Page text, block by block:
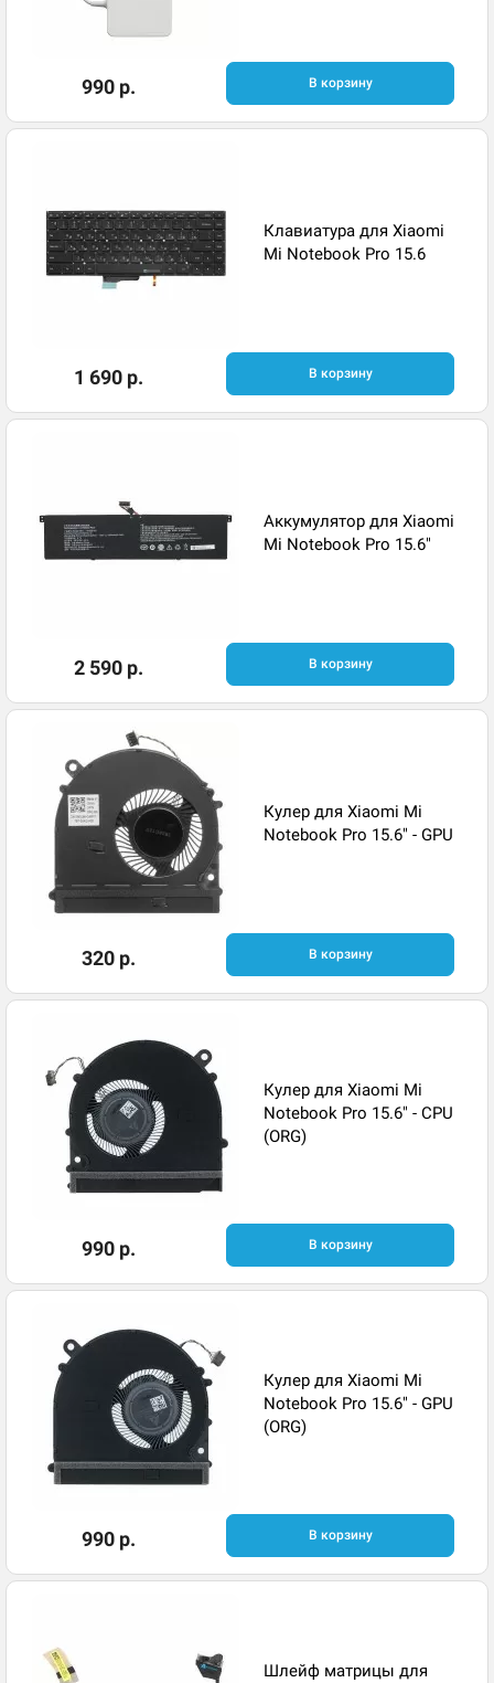
990 р. В корзину
Клавиатура для Xiaomi
Mi Notebook Pro 15.6
1 690 р. В корзину
Аккумулятор для Xiaomi
Mi Notebook Pro 15.6"
2 590 р. В корзину
Кулер для Xiaomi Mi
Notebook Pro 15.6" - GPU
320 р. В корзину
Кулер для Xiaomi Mi
Notebook Pro 15.6" - CPU
(ORG)
990 р. В корзину
Кулер для Xiaomi Mi
Notebook Pro 15.6" - GPU
(ORG)
990 р. В корзину
Шлейф матрицы для